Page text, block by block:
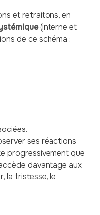
et retraitons, en
(interne et
de ce schéma :
ses réactions
progressivement que
davantage aux
la tristesse, le